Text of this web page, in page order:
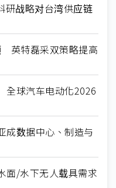
研战略对台湾供应链
英特磊采双策略提高
球汽车电动化2026
数据中心、制造与
/水下无人载具需求